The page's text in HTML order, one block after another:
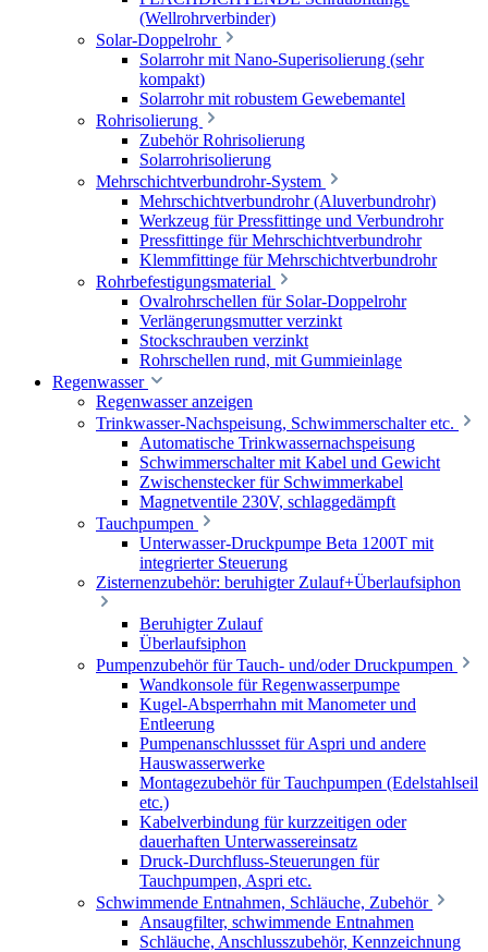
(Wellrohrverbinder)
Solar-Doppelrohr
Solarrohr mit Nano-Superisolierung (sehr
kompakt)
Solarrohr mit robustem Gewebemantel
Rohrisolierung
Zubehör Rohrisolierung
Solarrohrisolierung
Mehrschichtverbundrohr-System
Mehrschichtverbundrohr (Aluverbundrohr)
Werkzeug für Pressfittinge und Verbundrohr
Pressfittinge für Mehrschichtverbundrohr
Klemmfittinge für Mehrschichtverbundrohr
Rohrbefestigungsmaterial
Ovalrohrschellen für Solar-Doppelrohr
Verlängerungsmutter verzinkt
Stockschrauben verzinkt
Rohrschellen rund, mit Gummieinlage
Regenwasser
Regenwasser anzeigen
Trinkwasser-Nachspeisung, Schwimmerschalter etc.
Automatische Trinkwassernachspeisung
Schwimmerschalter mit Kabel und Gewicht
Zwischenstecker für Schwimmerkabel
Magnetventile 230V, schlaggedämpft
Tauchpumpen
Unterwasser-Druckpumpe Beta 1200T mit
integrierter Steuerung
Zisternenzubehör: beruhigter Zulauf+Überlaufsiphon
Beruhigter Zulauf
Überlaufsiphon
Pumpenzubehör für Tauch- und/oder Druckpumpen
Wandkonsole für Regenwasserpumpe
Kugel-Absperrhahn mit Manometer und
Entleerung
Pumpenanschlussset für Aspri und andere
Hauswasserwerke
Montagezubehör für Tauchpumpen (Edelstahlseil
etc.)
Kabelverbindung für kurzzeitigen oder
dauerhaften Unterwassereinsatz
Druck-Durchfluss-Steuerungen für
Tauchpumpen, Aspri etc.
Schwimmende Entnahmen, Schläuche, Zubehör
Ansaugfilter, schwimmende Entnahmen
Schläuche, Anschlusszubehör, Kennzeichnung